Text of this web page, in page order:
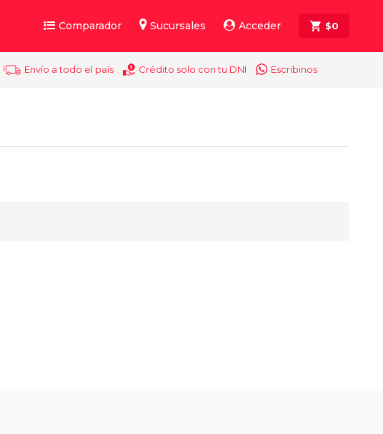
Comparador Sucursales Acceder $0
Envío a todo el país Crédito solo con tu DNI Escribinos